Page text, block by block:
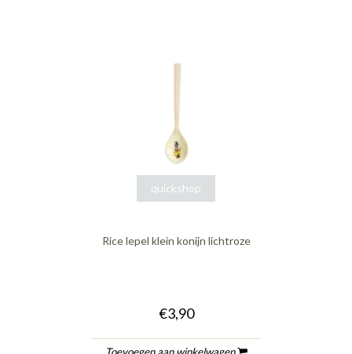
quickshop
Rice lepel klein konijn lichtroze
€3,90